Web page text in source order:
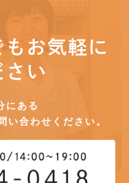
お気軽に
さい
にある
い合わせください。